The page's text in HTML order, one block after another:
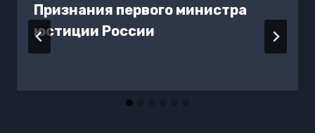
Признания первого министра
юстиции России